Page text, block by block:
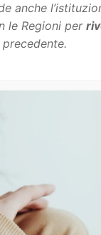
anche
le Regioni per